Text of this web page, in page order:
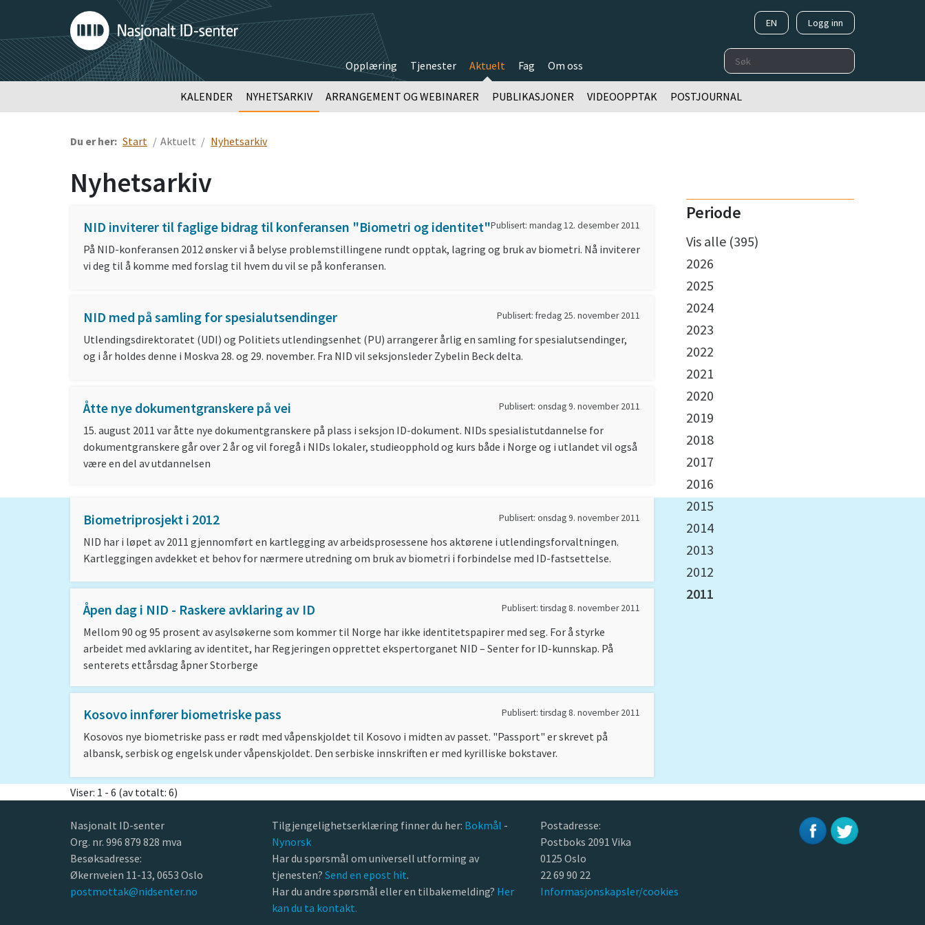
EN Logg inn
Opplæring Tjenester Aktuelt
KALENDER NYHETSARKIV ARRANGEMENT OG WEBINARER PUBLIKASJONER VIDEOOPPTAK POSTJOURNAL
Fag Om oss
Du er her: Start Aktuelt Nyhetsarkiv
Nyhetsarkiv
Periode
Vis alle (395)
2026
2025
2024
2023
2022
2021
2020
2019
2018
2017
2016
2015
2014
2013
2012
2011
NID inviterer til faglige bidrag til konferansen "Biometri og identitet"Publisert: mandag 12. desember 2011
På NID-konferansen 2012 ønsker vi å belyse problemstillingene rundt opptak, lagring og bruk av biometri. Nå inviterer
vi deg til å komme med forslag til hvem du vil se på konferansen.
NID med på samling for spesialutsendinger Publisert: fredag 25. november 2011
Utlendingsdirektoratet (UDI) og Politiets utlendingsenhet (PU) arrangerer årlig en samling for spesialutsendinger,
og i år holdes denne i Moskva 28. og 29. november. Fra NID vil seksjonsleder Zybelin Beck delta.
Åtte nye dokumentgranskere på vei Publisert: onsdag 9. november 2011
15. august 2011 var åtte nye dokumentgranskere på plass i seksjon ID-dokument. NIDs spesialistutdannelse for
dokumentgranskere går over 2 år og vil foregå i NIDs lokaler, studieopphold og kurs både i Norge og i utlandet vil også
være en del av utdannelsen
Biometriprosjekt i 2012 Publisert: onsdag 9. november 2011
NID har i løpet av 2011 gjennomført en kartlegging av arbeidsprosessene hos aktørene i utlendingsforvaltningen.
Kartleggingen avdekket et behov for nærmere utredning om bruk av biometri i forbindelse med ID-fastsettelse.
Åpen dag i NID - Raskere avklaring av ID Publisert: tirsdag 8. november 2011
Mellom 90 og 95 prosent av asylsøkerne som kommer til Norge har ikke identitetspapirer med seg. For å styrke
arbeidet med avklaring av identitet, har Regjeringen opprettet ekspertorganet NID – Senter for ID-kunnskap. På
senterets ettårsdag åpner Storberge
Kosovo innfører biometriske pass Publisert: tirsdag 8. november 2011
Kosovos nye biometriske pass er rødt med våpenskjoldet til Kosovo i midten av passet. "Passport" er skrevet på
albansk, serbisk og engelsk under våpenskjoldet. Den serbiske innskriften er med kyrilliske bokstaver.
Viser: 1 - 6 (av totalt: 6)
Nasjonalt ID-senter
Org. nr. 996 879 828 mva
Besøksadresse:
Økernveien 11-13, 0653 Oslo
postmottak@nidsenter.no
Tilgjengelighetserklæring finner du her: Bokmål -
Nynorsk
Har du spørsmål om universell utforming av
tjenesten? Send en epost hit.
Har du andre spørsmål eller en tilbakemelding? Her
kan du ta kontakt.
Postadresse:
Postboks 2091 Vika
0125 Oslo
22 69 90 22
Informasjonskapsler/cookies